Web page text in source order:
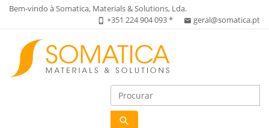
Bem-vindo à Somatica, Materials & Solutions, Lda.
phone_iphone +351 224 904 093 * email geral@somatica.pt
search